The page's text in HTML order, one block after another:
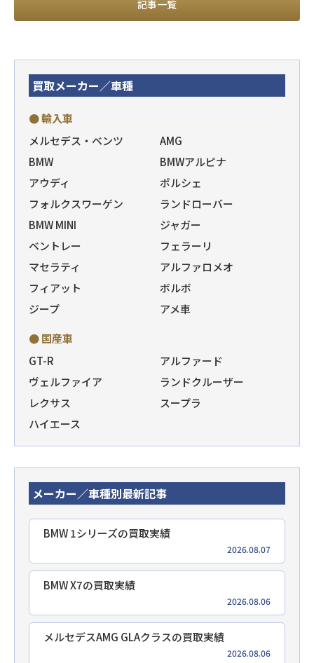
記事一覧
買取メーカー／車種
● 輸入車
メルセデス・ベンツ
AMG
BMW
BMWアルピナ
アウディ
ポルシェ
フォルクスワーゲン
ランドローバー
BMW MINI
ジャガー
ベントレー
フェラーリ
マセラティ
アルファロメオ
フィアット
ボルボ
ジープ
アメ車
● 国産車
GT-R
アルファード
ヴェルファイア
ランドクルーザー
レクサス
スープラ
ハイエース
メーカー／車種別最新記事
BMW 1シリーズの買取実績
2026.08.07
BMW X7の買取実績
2026.08.06
メルセデスAMG GLAクラスの買取実績
2026.08.06